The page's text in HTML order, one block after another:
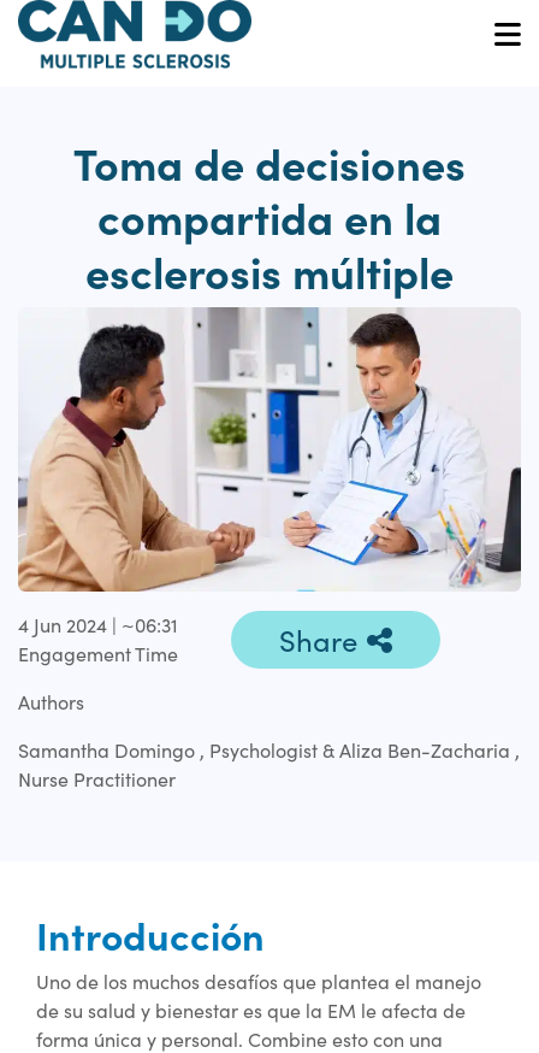
Skip
main
Toma de decisiones
compartida en la
esclerosis múltiple
4 Jun 2024 | ~06:31
Engagement Time
Share
Authors
Samantha Domingo , Psychologist & Aliza Ben-Zacharia ,
Nurse Practitioner
Introducción
Uno de los muchos desafíos que plantea el manejo
de su salud y bienestar es que la EM le afecta de
forma única y personal. Combine esto con una